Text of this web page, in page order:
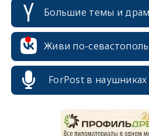
Большие темы и
Живи по-
ForPost в наушниках